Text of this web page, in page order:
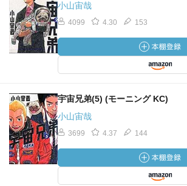
小山宙哉
4099 4.30 153
宇宙兄弟(5) (モーニング KC)
小山宙哉
3699 4.37 144